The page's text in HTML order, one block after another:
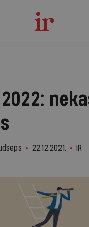
2022:
22.12.2021. IR